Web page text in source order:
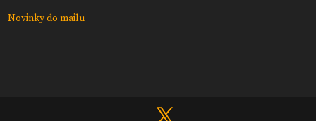
Novinky do mailu